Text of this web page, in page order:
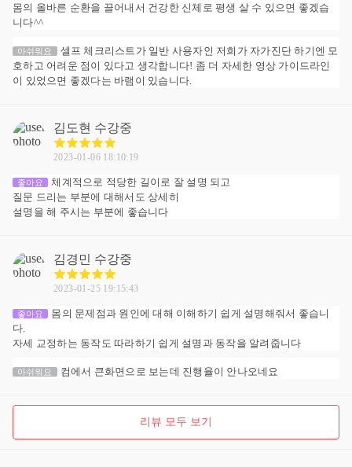
몸의 올바른 순환을 끌어내서 건강한 신체로 평생 살 수 있으면 좋겠습
니다^^
아쉬워요
셀프 체크리스트가 일반 사용자인 저희가 자가진단 하기엔 모
호하고 어려운 점이 있다고 생각합니다! 좀 더 자세한 영상 가이드라인
이 있었으면 좋겠다는 바램이 있습니다.
김도현 수강중
2023-01-06 18:10:19
좋아요
체계적으로 적당한 길이로 잘 설명 되고
질문 드리는 부분에 대해서도 상세히
설명을 해 주시는 부분에 좋습니다
김경민 수강중
2023-01-25 19:15:43
좋아요
몸의 문제점과 원인에 대해 이해하기 쉽게 설명해줘서 좋습니
다.
자세 교정하는 동작도 따라하기 쉽게 설명과 동작을 알려줍니다
아쉬워요 컴에서 큰화면으로 보는데 진행율이 안나오네요
리뷰 모두 보기